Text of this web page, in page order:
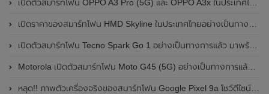
เปิดตัวสมาร์ทโฟน OPPO A3 Pro (5G) และ OPPO A3x ในประเทศไทยอย่างเป็นทางการแล้ว ในราคาเริ่มต้นเพียง 3,999 บาท
เปิดราคาของสมาร์ทโฟน HMD Skyline ในประเทศไทยอย่างเป็นทางการแล้ว ราคา 14,990 บาท
เปิดตัวสมาร์ทโฟน Tecno Spark Go 1 อย่างเป็นทางการแล้ว มาพร้อมหน้าจอแสดงผล LCD / 120Hz , แบตเตอรี่ 5,000mAh และใช้ชิปเซ็ต Unisoc
Motorola เปิดตัวสมาร์ทโฟน Moto G45 (5G) อย่างเป็นทางการแล้วในอินเดีย
หลุด!! ภาพตัวเครื่องจริงของสมาร์ทโฟน Google Pixel 9a โชว์ดีไซน์ใหม่ กล้องหลังแบนราบ ไม่มีกรอบของกล้องแล้ว